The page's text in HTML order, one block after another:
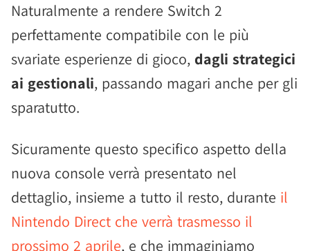
Naturalmente a rendere Switch 2
perfettamente compatibile con le più
svariate esperienze di gioco, dagli strategici
ai gestionali, passando magari anche per gli
sparatutto.
Sicuramente questo specifico aspetto della
nuova console verrà presentato nel
dettaglio, insieme a tutto il resto, durante il
Nintendo Direct che verrà trasmesso il
prossimo 2 aprile, e che immaginiamo